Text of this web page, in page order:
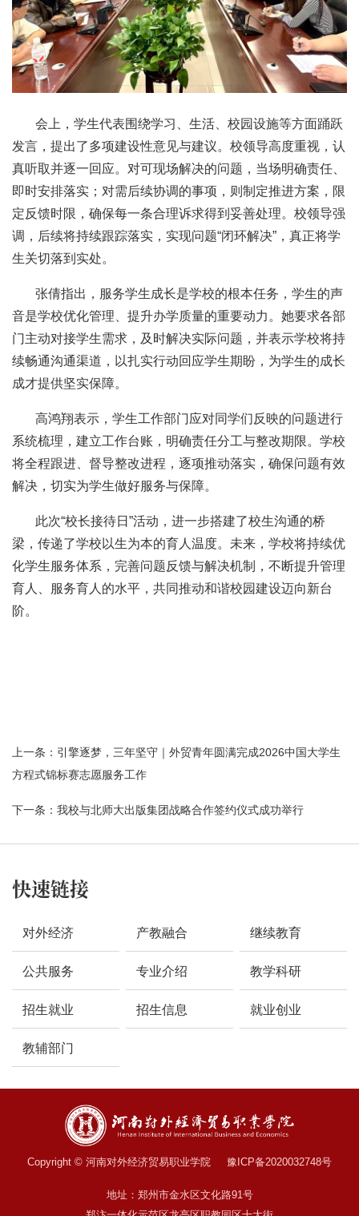
会上，学生代表围绕学习、生活、校园设施等方面踊跃
发言，提出了多项建设性意见与建议。校领导高度重视，认
真听取并逐一回应。对可现场解决的问题，当场明确责任、
即时安排落实；对需后续协调的事项，则制定推进方案，限
定反馈时限，确保每一条合理诉求得到妥善处理。校领导强
调，后续将持续跟踪落实，实现问题“闭环解决”，真正将学
生关切落到实处。
张倩指出，服务学生成长是学校的根本任务，学生的声
音是学校优化管理、提升办学质量的重要动力。她要求各部
门主动对接学生需求，及时解决实际问题，并表示学校将持
续畅通沟通渠道，以扎实行动回应学生期盼，为学生的成长
成才提供坚实保障。
高鸿翔表示，学生工作部门应对同学们反映的问题进行
系统梳理，建立工作台账，明确责任分工与整改期限。学校
将全程跟进、督导整改进程，逐项推动落实，确保问题有效
解决，切实为学生做好服务与保障。
此次“校长接待日”活动，进一步搭建了校生沟通的桥
梁，传递了学校以生为本的育人温度。未来，学校将持续优
化学生服务体系，完善问题反馈与解决机制，不断提升管理
育人、服务育人的水平，共同推动和谐校园建设迈向新台
阶。
上一条： 引擎逐梦，三年坚守｜外贸青年圆满完成2026中国大学生
方程式锦标赛志愿服务工作
下一条： 我校与北师大出版集团战略合作签约仪式成功举行
快速链接
对外经济 产教融合 继续教育
公共服务 专业介绍 教学科研
招生就业 招生信息 就业创业
教辅部门
Copyright © 河南对外经济贸易职业学院 豫ICP备2020032748号
地址：郑州市金水区文化路91号